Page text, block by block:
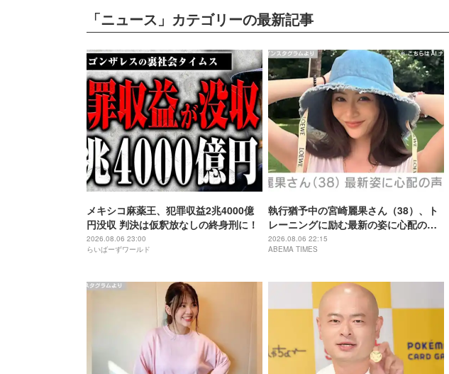
「ニュース」カテゴリーの最新記事
メキシコ麻薬王、犯罪収益2兆4000億
円没収 判決は仮釈放なしの終身刑に！
2026.08.06 23:00
らいばーずワールド
執行猶予中の宮崎麗果さん（38）、ト
レーニングに励む最新の姿に心配の声
「痩せ過ぎ」「なんだか痛々しい…」
2026.08.06 22:15
ABEMA TIMES